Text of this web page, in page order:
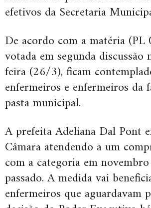
efetivos da Secretaria
De acordo com a matéria
votada em segunda discussão
feira (26/3), ficam
enfermeiros e enfermeiros da
pasta municipal.
A prefeita Adeliana Dal Pont
Câmara atendendo a um
com a categoria em
passado. A medida vai
enfermeiros que aguardavam